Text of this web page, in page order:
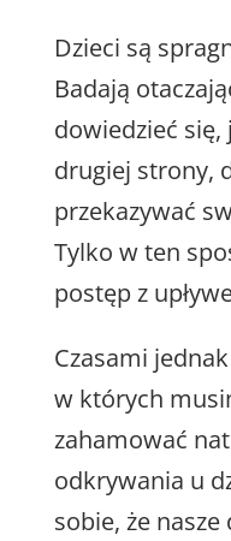
Dzieci są
Badają
dowiedzieć się,
drugiej strony,
przekazywać
Tylko w ten
postęp z
Czasami
w których
zahamować
odkrywania u
sobie, że